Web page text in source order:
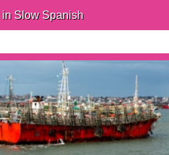
in Slow Spanish